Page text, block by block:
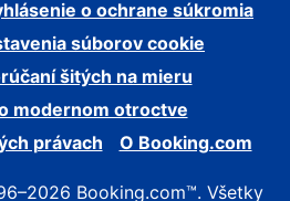
o ochrane súkromia
súborov cookie
šitých na mieru
modernom otroctve
právach
O Booking.com
Booking.com™. Všetky